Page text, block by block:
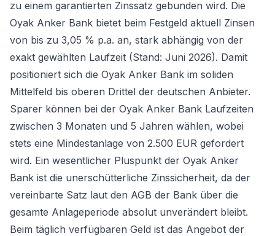
zu einem garantierten Zinssatz gebunden wird. Die
Oyak Anker Bank bietet beim Festgeld aktuell Zinsen
von bis zu 3,05 % p.a. an, stark abhängig von der
exakt gewählten Laufzeit (Stand: Juni 2026). Damit
positioniert sich die Oyak Anker Bank im soliden
Mittelfeld bis oberen Drittel der deutschen Anbieter.
Sparer können bei der Oyak Anker Bank Laufzeiten
zwischen 3 Monaten und 5 Jahren wählen, wobei
stets eine Mindestanlage von 2.500 EUR gefordert
wird. Ein wesentlicher Pluspunkt der Oyak Anker
Bank ist die unerschütterliche Zinssicherheit, da der
vereinbarte Satz laut den AGB der Bank über die
gesamte Anlageperiode absolut unverändert bleibt.
Beim täglich verfügbaren Geld ist das Angebot der